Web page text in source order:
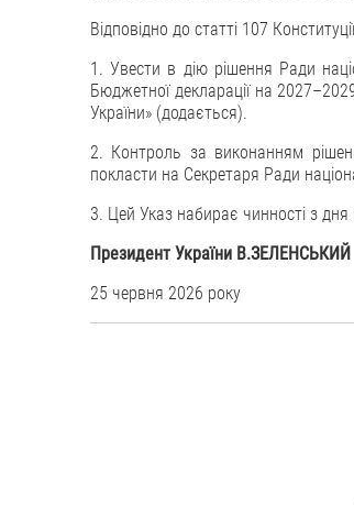
Відповідно до статті 107
1. Увести в дію рішення Ради
Бюджетної декларації на
України» (додається).
2. Контроль за виконанням
покласти на Секретаря Ради
3. Цей Указ набирає чинності з дня
Президент України В.ЗЕЛЕНСЬКИЙ
25 червня 2026 року